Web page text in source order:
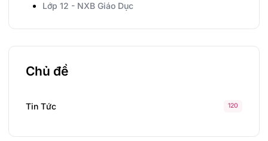
Lớp 12 - NXB Giáo Dục
Chủ đề
Tin Tức 120